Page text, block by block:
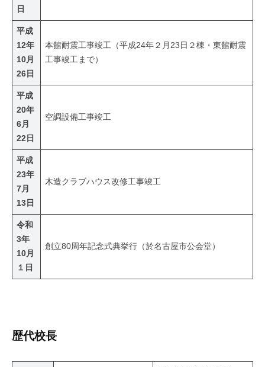
日
平成
12年
10月
26日
本館耐震工事竣工（平成24年２月23日２棟・東館耐震
工事竣工まで）
平成
20年
6月
22日
空調設備工事竣工
平成
23年
7月
13日
木造クラブハウス改修工事竣工
令和
3年
10月
１日
創立80周年記念式典挙行（於名古屋市公会堂）
歴代校長